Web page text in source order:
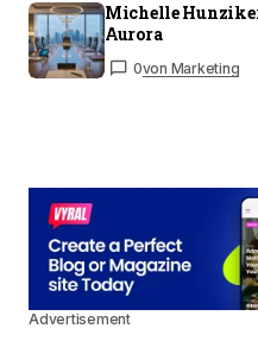
Michelle
Aurora
0von Marketing
Advertisement